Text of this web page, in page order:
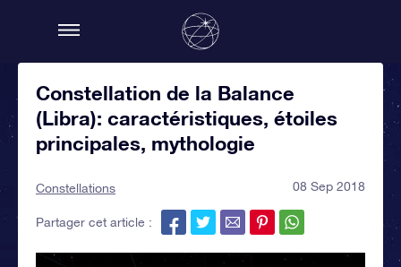
Constellation de la Balance
(Libra): caractéristiques, étoiles
principales, mythologie
Constellations 08 Sep 2018
Partager cet article :